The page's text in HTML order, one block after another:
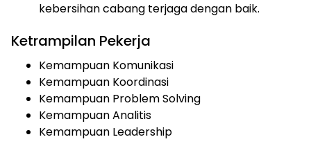
kebersihan cabang terjaga dengan baik.
Ketrampilan Pekerja
Kemampuan Komunikasi
Kemampuan Koordinasi
Kemampuan Problem Solving
Kemampuan Analitis
Kemampuan Leadership